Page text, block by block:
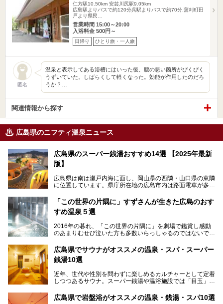
仁方駅10.50km 安芸川尻駅9.05km
広島駅よりバスで約120分呉駅よりバスで約70分,蒲刈町田
戸より県民…
営業時間 15:00～20:00
入浴料金 500円～
日帰り ひとり旅・一人旅
匿名
温泉と表示してある浴槽にはいった後、腰の悪い箇所がぴくぴく
うずいていた。しばらくして軽くなった。効能が作用したのだろ
うか？…
関連情報から探す
広島県のニフティ温泉ニュース
広島県のスーパー銭湯おすすめ14選 【2025年最新
版】
広島県は南は瀬戸内海に面し、岡山県の西隣・山口県の東隣
に位置しています。県庁所在地の広島市内は路面電車が多数
厳島神社と原爆ドームの2つの世界文化遺産があり、年間を
通して多数の観光客が訪れます。工業都市として栄えた呉市
や、坂の町・尾道市など、ゆっくり訪れたい町や観光スポッ
モン、全国にファンが多い広島風お好み焼きなどのグルメも
充実。
銭湯をご紹介します。
「この世界の片隅に」すずさんが生きた広島のおす
すめ温泉５選
2016年の暮れ、「この世界の片隅に」を劇場で鑑賞し感動
のあまりむせび泣いた方も多数いらっしゃるのではないでし
あの夏のヒロシマを生きた主人公すずさんの笑顔が、今もど
こかに輝きつづけていることをふと思い浮かべます。
そんな映画の舞台となった広島県呉市を中心に、広島のおす
広島県でサウナがオススメの温泉・スパ・スーパー
銭湯10選
近年、世代や性別を問わずに楽しめるカルチャーとして定着
しつつあるサウナ。スーパー銭湯や温浴施設では「目玉」と
わりと身体の内部を温めて発汗を促すサウナは、リフレッシ
ュ効果はもちろん、代謝が高まり健康や美容にも良い影響が
広島県で岩盤浴がオススメの温泉・銭湯・スパ10選